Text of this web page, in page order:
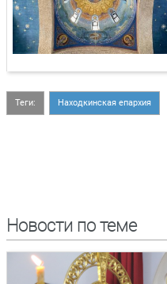
Теги: Находкинская епархия
Новости по теме